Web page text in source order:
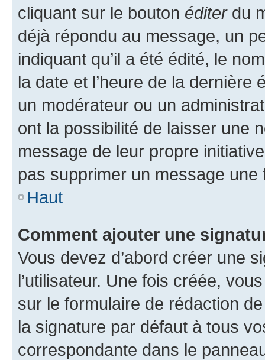
cliquant sur le bouton éditerdu
déjà répondu au message, un
indiquant qu’il a été édité, le
la date et l’heure de la dernière
un modérateur ou un
ont la possibilité de laisser une
message de leur propre
pas supprimer un message une
Haut
Comment ajouter une
Vous devez d’abord créer une
l’utilisateur. Une fois créée,
sur le formulaire de rédaction
la signature par défaut à tous
correspondante dans le